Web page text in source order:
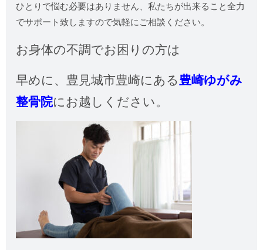
ひとりで悩む必要はありません、私たちが出来ること全力
でサポート致しますので気軽にご相談ください。
お身体の不調でお困りの方は
早めに、 豊見城市豊崎にある豊崎ゆがみ
整骨院にお越しください。